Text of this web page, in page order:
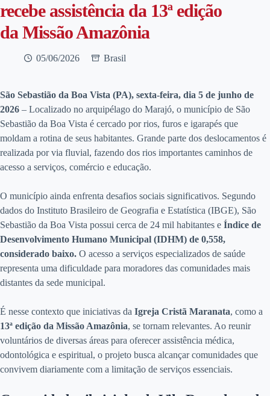
recebe assistência da 13ª edição
da Missão Amazônia
05/06/2026 Brasil
São Sebastião da Boa Vista (PA), sexta-feira, dia 5 de junho de
2026 – Localizado no arquipélago do Marajó, o município de São
Sebastião da Boa Vista é cercado por rios, furos e igarapés que
moldam a rotina de seus habitantes. Grande parte dos deslocamentos é
realizada por via fluvial, fazendo dos rios importantes caminhos de
acesso a serviços, comércio e educação.
O município ainda enfrenta desafios sociais significativos. Segundo
dados do Instituto Brasileiro de Geografia e Estatística (IBGE), São
Sebastião da Boa Vista possui cerca de 24 mil habitantes e Índice de
Desenvolvimento Humano Municipal (IDHM) de 0,558,
considerado baixo. O acesso a serviços especializados de saúde
representa uma dificuldade para moradores das comunidades mais
distantes da sede municipal.
É nesse contexto que iniciativas da Igreja Cristã Maranata, como a
13ª edição da Missão Amazônia, se tornam relevantes. Ao reunir
voluntários de diversas áreas para oferecer assistência médica,
odontológica e espiritual, o projeto busca alcançar comunidades que
convivem diariamente com a limitação de serviços essenciais.